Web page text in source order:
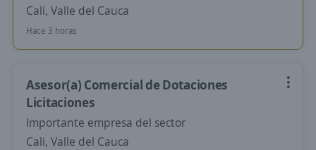
Cali, Valle del Cauca
Hace 3 horas
Asesor(a) Comercial de Dotaciones
Licitaciones
Importante empresa del sector
Cali, Valle del Cauca